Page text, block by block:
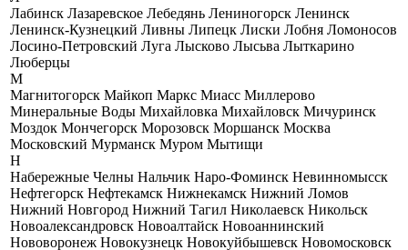
Лабинск Лазаревское Лебедянь Лениногорск Ленинск
Ленинск-Кузнецкий Ливны Липецк Лиски Лобня Ломоносов
Лосино-Петровский Луга Лысково Лысьва Лыткарино
Люберцы
М
Магнитогорск Майкоп Маркс Миасс Миллерово
Минеральные Воды Михайловка Михайловск Мичуринск
Моздок Мончегорск Морозовск Моршанск Москва
Московский Мурманск Муром Мытищи
Н
Набережные Челны Нальчик Наро-Фоминск Невинномысск
Нефтегорск Нефтекамск Нижнекамск Нижний Ломов
Нижний Новгород Нижний Тагил Николаевск Никольск
Новоалександровск Новоалтайск Новоаннинский
Нововоронеж Новокузнецк Новокуйбышевск Новомосковск